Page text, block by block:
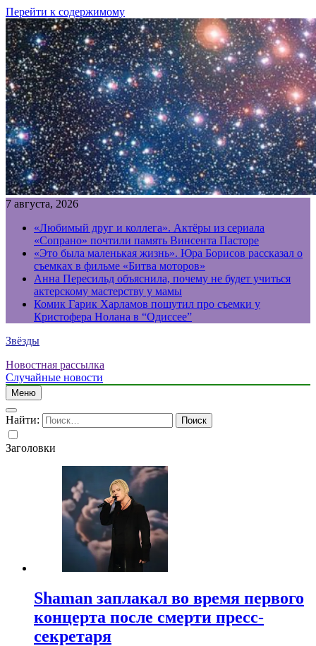
Перейти к содержимому
7 августа, 2026
«Любимый друг и коллега». Актёры из сериала
«Сопрано» почтили память Винсента Пасторе
«Это была маленькая жизнь». Юра Борисов рассказал о
съемках в фильме «Битва моторов»
Анна Пересильд объяснила, почему не будет учиться
актерскому мастерству у мамы
Комик Гарик Харламов пошутил про съемки у
Кристофера Нолана в “Одиссее”
Звёзды
Новостная рассылка
Случайные новости
Меню
Найти:
Заголовки
Shaman заплакал во время первого
концерта после смерти пресс-
секретаря